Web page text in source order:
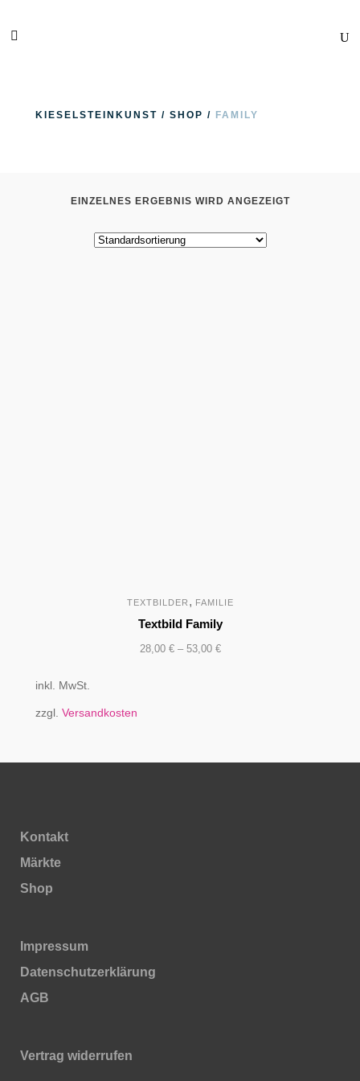
KIESELSTEINKUNST / SHOP / FAMILY
EINZELNES ERGEBNIS WIRD ANGEZEIGT
TEXTBILDER , FAMILIE
Textbild Family
28,00 €– 53,00 €
inkl. MwSt.
zzgl. Versandkosten
Kontakt
Märkte
Shop
Impressum
Daten­schutz­erklärung
AGB
Vertrag widerrufen